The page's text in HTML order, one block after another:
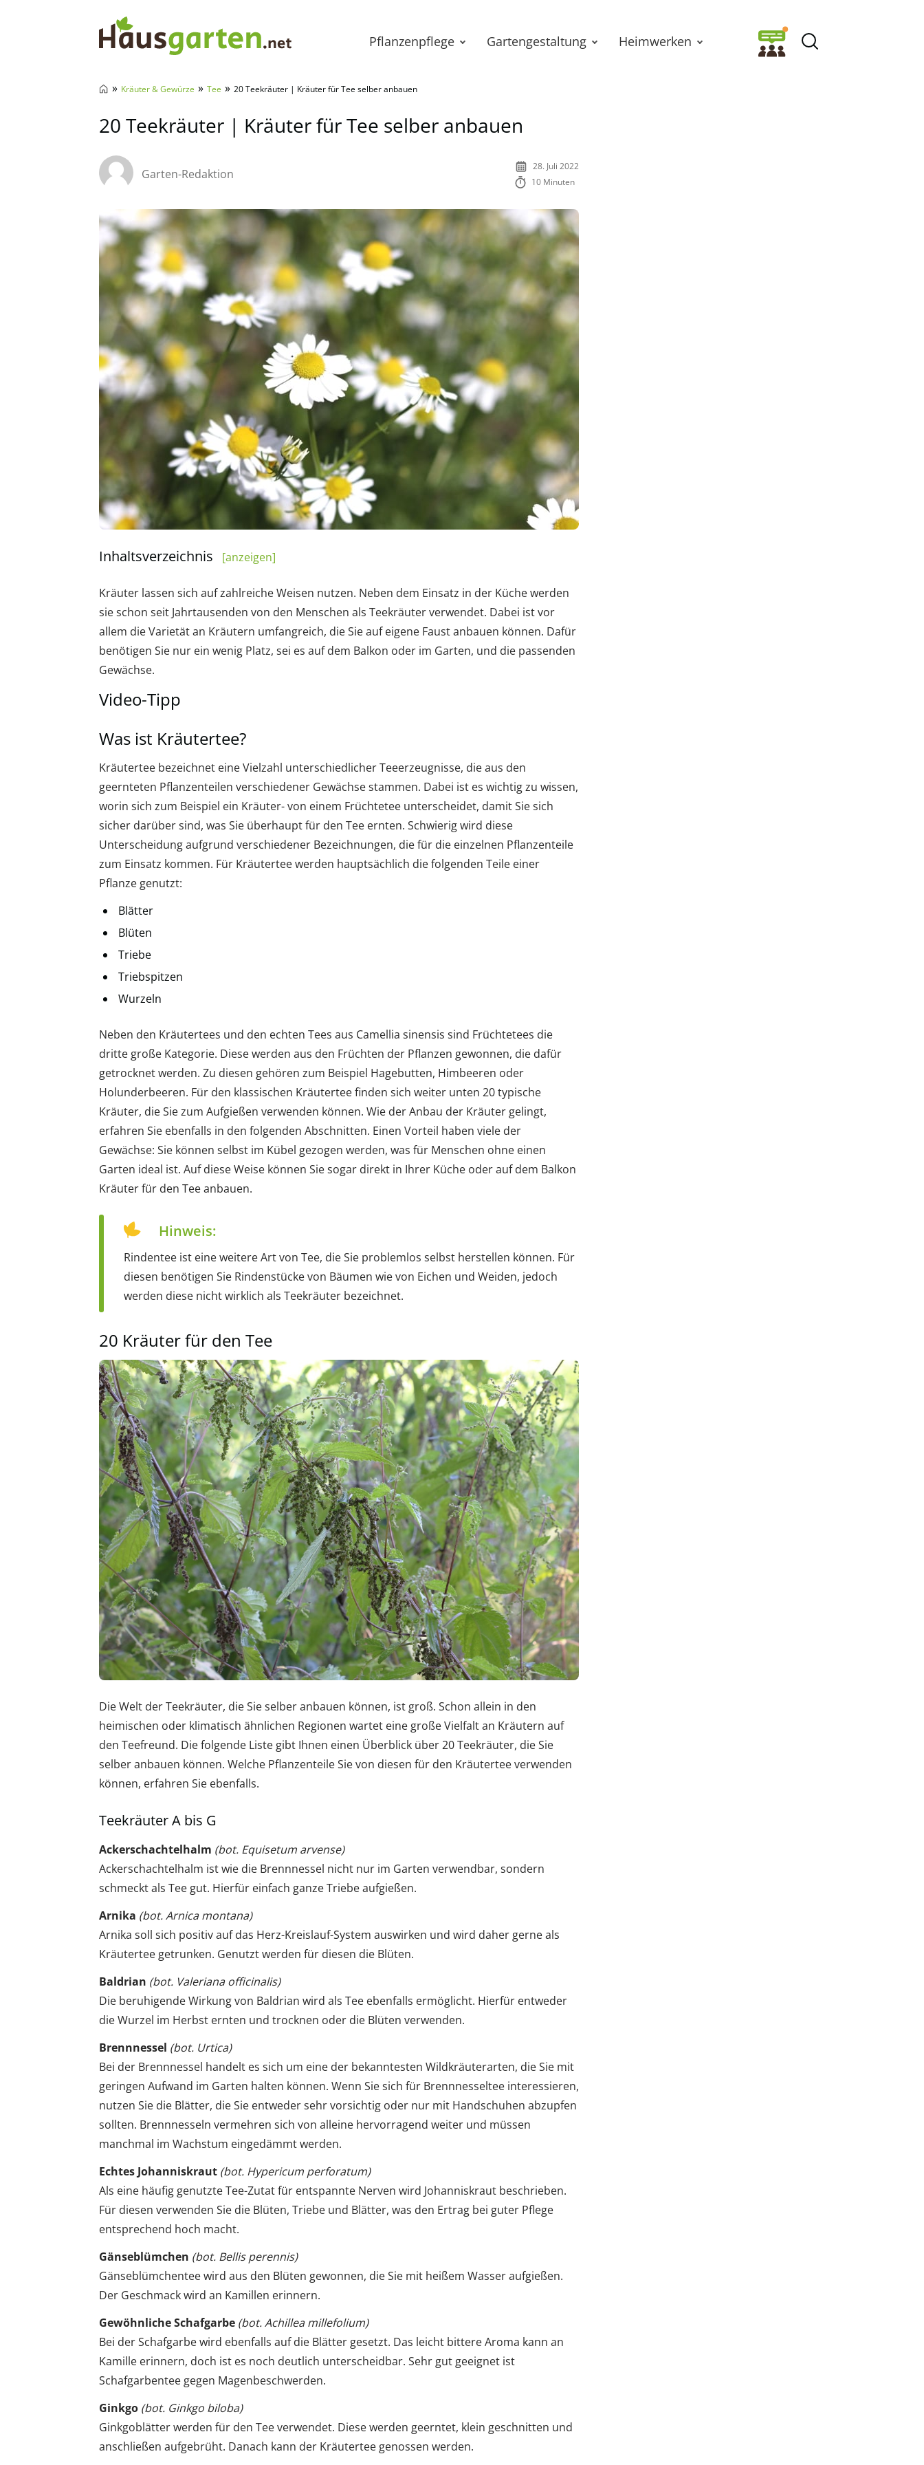
Pflanzenpflege Gartengestaltung Heimwerken
» Kräuter & Gewürze » Tee » 20 Teekräuter | Kräuter für Tee selber anbauen
20 Teekräuter | Kräuter für Tee selber anbauen
Garten-Redaktion
28. Juli 2022
10 Minuten
Inhaltsverzeichnis [anzeigen]
Kräuter lassen sich auf zahlreiche Weisen nutzen. Neben dem Einsatz in der Küche werden
sie schon seit Jahrtausenden von den Menschen als Teekräuter verwendet. Dabei ist vor
allem die Varietät an Kräutern umfangreich, die Sie auf eigene Faust anbauen können. Dafür
benötigen Sie nur ein wenig Platz, sei es auf dem Balkon oder im Garten, und die passenden
Gewächse.
Video-Tipp
Was ist Kräutertee?
Kräutertee bezeichnet eine Vielzahl unterschiedlicher Teeerzeugnisse, die aus den
geernteten Pflanzenteilen verschiedener Gewächse stammen. Dabei ist es wichtig zu wissen,
worin sich zum Beispiel ein Kräuter- von einem Früchtetee unterscheidet, damit Sie sich
sicher darüber sind, was Sie überhaupt für den Tee ernten. Schwierig wird diese
Unterscheidung aufgrund verschiedener Bezeichnungen, die für die einzelnen Pflanzenteile
zum Einsatz kommen. Für Kräutertee werden hauptsächlich die folgenden Teile einer
Pflanze genutzt:
Blätter
Blüten
Triebe
Triebspitzen
Wurzeln
Neben den Kräutertees und den echten Tees aus Camellia sinensis sind Früchtetees die
dritte große Kategorie. Diese werden aus den Früchten der Pflanzen gewonnen, die dafür
getrocknet werden. Zu diesen gehören zum Beispiel Hagebutten, Himbeeren oder
Holunderbeeren. Für den klassischen Kräutertee finden sich weiter unten 20 typische
Kräuter, die Sie zum Aufgießen verwenden können. Wie der Anbau der Kräuter gelingt,
erfahren Sie ebenfalls in den folgenden Abschnitten. Einen Vorteil haben viele der
Gewächse: Sie können selbst im Kübel gezogen werden, was für Menschen ohne einen
Garten ideal ist. Auf diese Weise können Sie sogar direkt in Ihrer Küche oder auf dem Balkon
Kräuter für den Tee anbauen.
Hinweis:
Rindentee ist eine weitere Art von Tee, die Sie problemlos selbst herstellen können. Für
diesen benötigen Sie Rindenstücke von Bäumen wie von Eichen und Weiden, jedoch
werden diese nicht wirklich als Teekräuter bezeichnet.
20 Kräuter für den Tee
Die Welt der Teekräuter, die Sie selber anbauen können, ist groß. Schon allein in den
heimischen oder klimatisch ähnlichen Regionen wartet eine große Vielfalt an Kräutern auf
den Teefreund. Die folgende Liste gibt Ihnen einen Überblick über 20 Teekräuter, die Sie
selber anbauen können. Welche Pflanzenteile Sie von diesen für den Kräutertee verwenden
können, erfahren Sie ebenfalls.
Teekräuter A bis G
Ackerschachtelhalm (bot. Equisetum arvense)
Ackerschachtelhalm ist wie die Brennnessel nicht nur im Garten verwendbar, sondern
schmeckt als Tee gut. Hierfür einfach ganze Triebe aufgießen.
Arnika (bot. Arnica montana)
Arnika soll sich positiv auf das Herz-Kreislauf-System auswirken und wird daher gerne als
Kräutertee getrunken. Genutzt werden für diesen die Blüten.
Baldrian (bot. Valeriana officinalis)
Die beruhigende Wirkung von Baldrian wird als Tee ebenfalls ermöglicht. Hierfür entweder
die Wurzel im Herbst ernten und trocknen oder die Blüten verwenden.
Brennnessel (bot. Urtica)
Bei der Brennnessel handelt es sich um eine der bekanntesten Wildkräuterarten, die Sie mit
geringen Aufwand im Garten halten können. Wenn Sie sich für Brennnesseltee interessieren,
nutzen Sie die Blätter, die Sie entweder sehr vorsichtig oder nur mit Handschuhen abzupfen
sollten. Brennnesseln vermehren sich von alleine hervorragend weiter und müssen
manchmal im Wachstum eingedämmt werden.
Echtes Johanniskraut (bot. Hypericum perforatum)
Als eine häufig genutzte Tee-Zutat für entspannte Nerven wird Johanniskraut beschrieben.
Für diesen verwenden Sie die Blüten, Triebe und Blätter, was den Ertrag bei guter Pflege
entsprechend hoch macht.
Gänseblümchen (bot. Bellis perennis)
Gänseblümchentee wird aus den Blüten gewonnen, die Sie mit heißem Wasser aufgießen.
Der Geschmack wird an Kamillen erinnern.
Gewöhnliche Schafgarbe (bot. Achillea millefolium)
Bei der Schafgarbe wird ebenfalls auf die Blätter gesetzt. Das leicht bittere Aroma kann an
Kamille erinnern, doch ist es noch deutlich unterscheidbar. Sehr gut geeignet ist
Schafgarbentee gegen Magenbeschwerden.
Ginkgo (bot. Ginkgo biloba)
Ginkgoblätter werden für den Tee verwendet. Diese werden geerntet, klein geschnitten und
anschließen aufgebrüht. Danach kann der Kräutertee genossen werden.